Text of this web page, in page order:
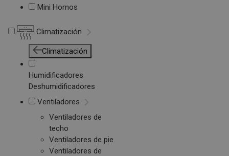
Mini Hornos
Climatización
Climatización
Humidificadores
Deshumidificadores
Ventiladores
Ventiladores de
techo
Ventiladores de pie
Ventiladores de